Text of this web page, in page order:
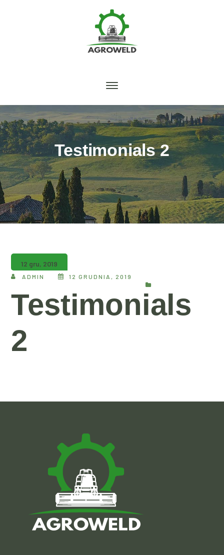
Testimonials 2
12 gru, 2019
ADMIN 12 GRUDNIA, 2019
Testimonials
2